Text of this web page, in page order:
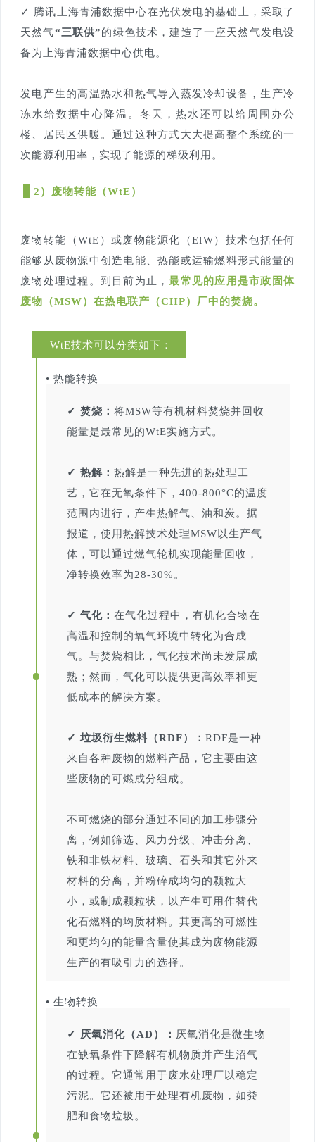
✓ 腾讯上海青浦数据中心在光伏发电的基础上，采取了
天然气“三联供”的绿色技术，建造了一座天然气发电设
备为上海青浦数据中心供电。
发电产生的高温热水和热气导入蒸发冷却设备，生产冷
冻水给数据中心降温。冬天，热水还可以给周围办公
楼、居民区供暖。通过这种方式大大提高整个系统的一
次能源利用率，实现了能源的梯级利用。
2）废物转能（WtE）
废物转能（WtE）或废物能源化（EfW）技术包括任何
能够从废物源中创造电能、热能或运输燃料形式能量的
废物处理过程。到目前为止，最常见的应用是市政固体
废物（MSW）在热电联产（CHP）厂中的焚烧。
WtE技术可以分类如下：
• 热能转换
✓ 焚烧：将MSW等有机材料焚烧并回收
能量是最常见的WtE实施方式。
✓ 热解：热解是一种先进的热处理工
艺，它在无氧条件下，400-800°C的温度
范围内进行，产生热解气、油和炭。据
报道，使用热解技术处理MSW以生产气
体，可以通过燃气轮机实现能量回收，
净转换效率为28-30%。
✓ 气化：在气化过程中，有机化合物在
高温和控制的氧气环境中转化为合成
气。与焚烧相比，气化技术尚未发展成
熟；然而，气化可以提供更高效率和更
低成本的解决方案。
✓ 垃圾衍生燃料（RDF）：RDF是一种
来自各种废物的燃料产品，它主要由这
些废物的可燃成分组成。
不可燃烧的部分通过不同的加工步骤分
离，例如筛选、风力分级、冲击分离、
铁和非铁材料、玻璃、石头和其它外来
材料的分离，并粉碎成均匀的颗粒大
小，或制成颗粒状，以产生可用作替代
化石燃料的均质材料。其更高的可燃性
和更均匀的能量含量使其成为废物能源
生产的有吸引力的选择。
• 生物转换
✓ 厌氧消化（AD）： 厌氧消化是微生物
在缺氧条件下降解有机物质并产生沼气
的过程。它通常用于废水处理厂以稳定
污泥。它还被用于处理有机废物，如粪
肥和食物垃圾。